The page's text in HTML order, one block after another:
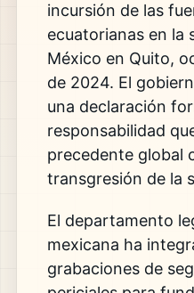
incursión de las
ecuatorianas en la
México en Quito,
de 2024. El
una declaración
responsabilidad
precedente global
transgresión de la
El departamento
mexicana ha
grabaciones de